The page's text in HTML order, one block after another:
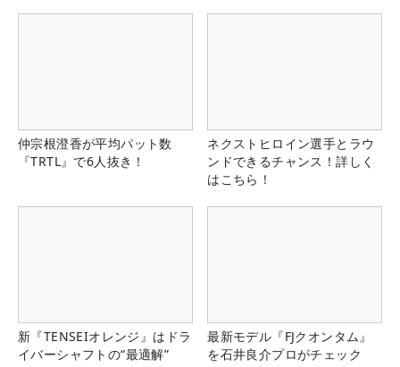
仲宗根澄香が平均パット数
『TRTL』で6人抜き！
ネクストヒロイン選手とラウ
ンドできるチャンス！詳しく
はこちら！
新『TENSEIオレンジ』はドラ
イバーシャフトの“最適解”
最新モデル『FJクオンタム』
を石井良介プロがチェック